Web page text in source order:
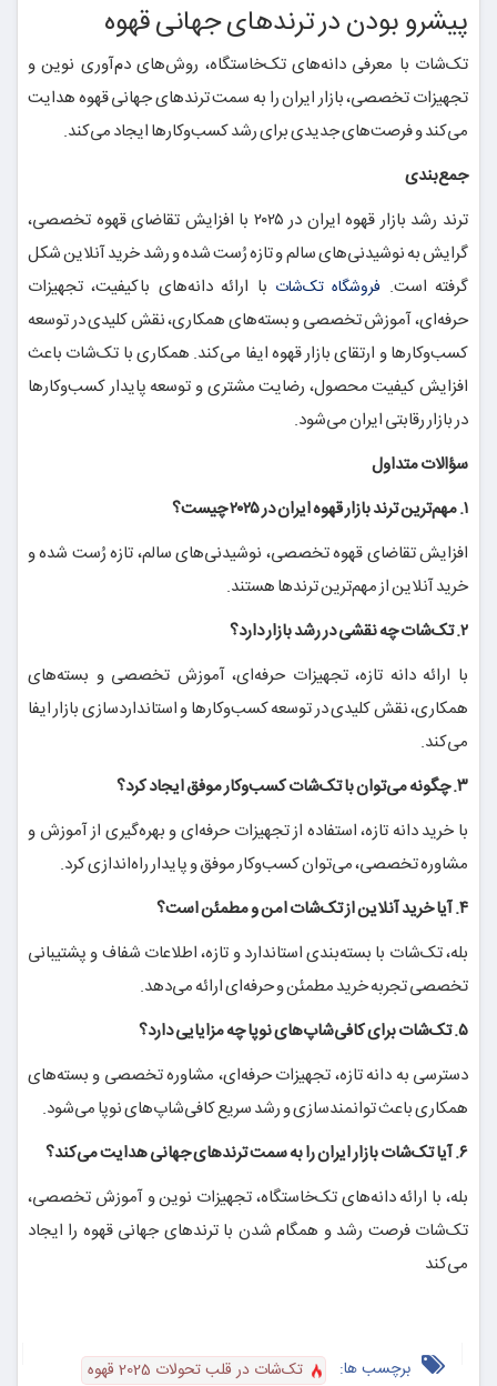
پیشرو بودن در ترندهای جهانی قهوه
تک‌شات با معرفی دانه‌های تک‌خاستگاه، روش‌های دم‌آوری نوین و
تجهیزات تخصصی، بازار ایران را به سمت ترندهای جهانی قهوه هدایت
می‌کند و فرصت‌های جدیدی برای رشد کسب‌وکارها ایجاد می‌کند.
جمع‌بندی
ترند رشد بازار قهوه ایران در ۲۰۲۵ با افزایش تقاضای قهوه تخصصی،
گرایش به نوشیدنی‌های سالم و تازه رُست شده و رشد خرید آنلاین شکل
گرفته است. فروشگاه تک‌شات با ارائه دانه‌های باکیفیت، تجهیزات
حرفه‌ای، آموزش تخصصی و بسته‌های همکاری، نقش کلیدی در توسعه
کسب‌وکارها و ارتقای بازار قهوه ایفا می‌کند. همکاری با تک‌شات باعث
افزایش کیفیت محصول، رضایت مشتری و توسعه پایدار کسب‌وکارها
در بازار رقابتی ایران می‌شود.
سؤالات متداول
۱. مهم‌ترین ترند بازار قهوه ایران در ۲۰۲۵ چیست؟
افزایش تقاضای قهوه تخصصی، نوشیدنی‌های سالم، تازه رُست شده و
خرید آنلاین از مهم‌ترین ترندها هستند.
۲. تک‌شات چه نقشی در رشد بازار دارد؟
با ارائه دانه تازه، تجهیزات حرفه‌ای، آموزش تخصصی و بسته‌های
همکاری، نقش کلیدی در توسعه کسب‌وکارها و استانداردسازی بازار ایفا
می‌کند.
۳. چگونه می‌توان با تک‌شات کسب‌وکار موفق ایجاد کرد؟
با خرید دانه تازه، استفاده از تجهیزات حرفه‌ای و بهره‌گیری از آموزش و
مشاوره تخصصی، می‌توان کسب‌وکار موفق و پایدار راه‌اندازی کرد.
۴. آیا خرید آنلاین از تک‌شات امن و مطمئن است؟
بله، تک‌شات با بسته‌بندی استاندارد و تازه، اطلاعات شفاف و پشتیبانی
تخصصی تجربه خرید مطمئن و حرفه‌ای ارائه می‌دهد.
۵. تک‌شات برای کافی‌شاپ‌های نوپا چه مزایایی دارد؟
دسترسی به دانه تازه، تجهیزات حرفه‌ای، مشاوره تخصصی و بسته‌های
همکاری باعث توانمندسازی و رشد سریع کافی‌شاپ‌های نوپا می‌شود.
۶. آیا تک‌شات بازار ایران را به سمت ترندهای جهانی هدایت می‌کند؟
بله، با ارائه دانه‌های تک‌خاستگاه، تجهیزات نوین و آموزش تخصصی،
تک‌شات فرصت رشد و همگام شدن با ترندهای جهانی قهوه را ایجاد
می‌کند
برچسب ها: تک‌شات در قلب تحولات 2025 قهوه